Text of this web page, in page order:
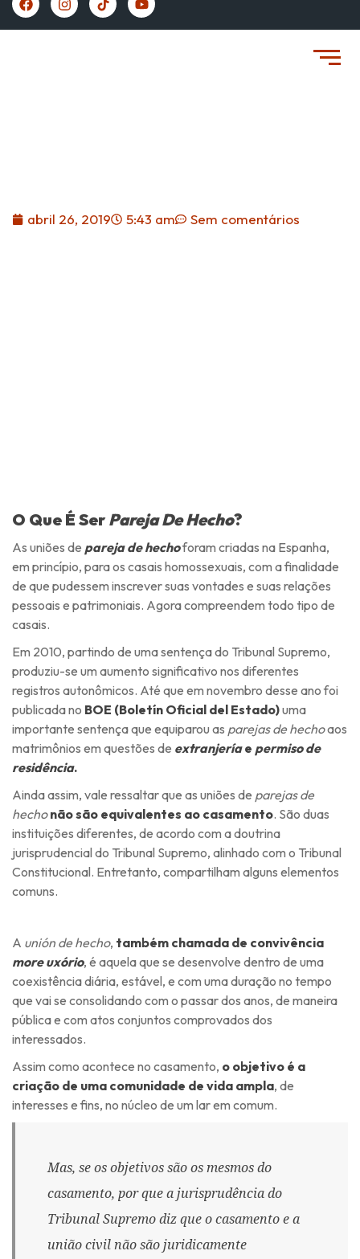
https://vivernaespanha.com/
abril 26, 2019 5:43 am Sem comentários
O Que É SerPareja De Hecho?
As uniões de pareja de hechoforam criadas na Espanha,
em princípio, para os casais homossexuais, com a finalidade
de que pudessem inscrever suas vontades e suas relações
pessoais e patrimoniais. Agora compreendem todo tipo de
casais.
Em 2010, partindo de uma sentença do Tribunal Supremo,
produziu-se um aumento significativo nos diferentes
registros autonômicos. Até que em novembro desse ano foi
publicada no BOE (Boletín Oficial del Estado)uma
importante sentença que equiparou as parejas de hechoaos
matrimônios em questões de extranjeríae permiso de
residência.
Ainda assim, vale ressaltar que as uniões de parejas de
hecho não são equivalentes ao casamento. São duas
instituições diferentes, de acordo com a doutrina
jurisprudencial do Tribunal Supremo, alinhado com o Tribunal
Constitucional. Entretanto, compartilham alguns elementos
comuns.
A unión de hecho, também chamada de convivência
more uxório, é aquela que se desenvolve dentro de uma
coexistência diária, estável, e com uma duração no tempo
que vai se consolidando com o passar dos anos, de maneira
pública e com atos conjuntos comprovados dos
interessados.
Assim como acontece no casamento, o objetivo é a
criação de uma comunidade de vida ampla, de
interesses e fins, no núcleo de um lar em comum.
Mas, se os objetivos são os mesmos do
casamento, por que a jurisprudência do
Tribunal Supremo diz que o casamento e a
união civil não são juridicamente